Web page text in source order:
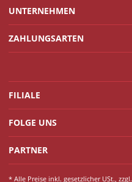
UNTERNEHMEN
ZAHLUNGSARTEN
FILIALE
FOLGE UNS
PARTNER
* Alle Preise inkl. gesetzlicher USt., zzgl.